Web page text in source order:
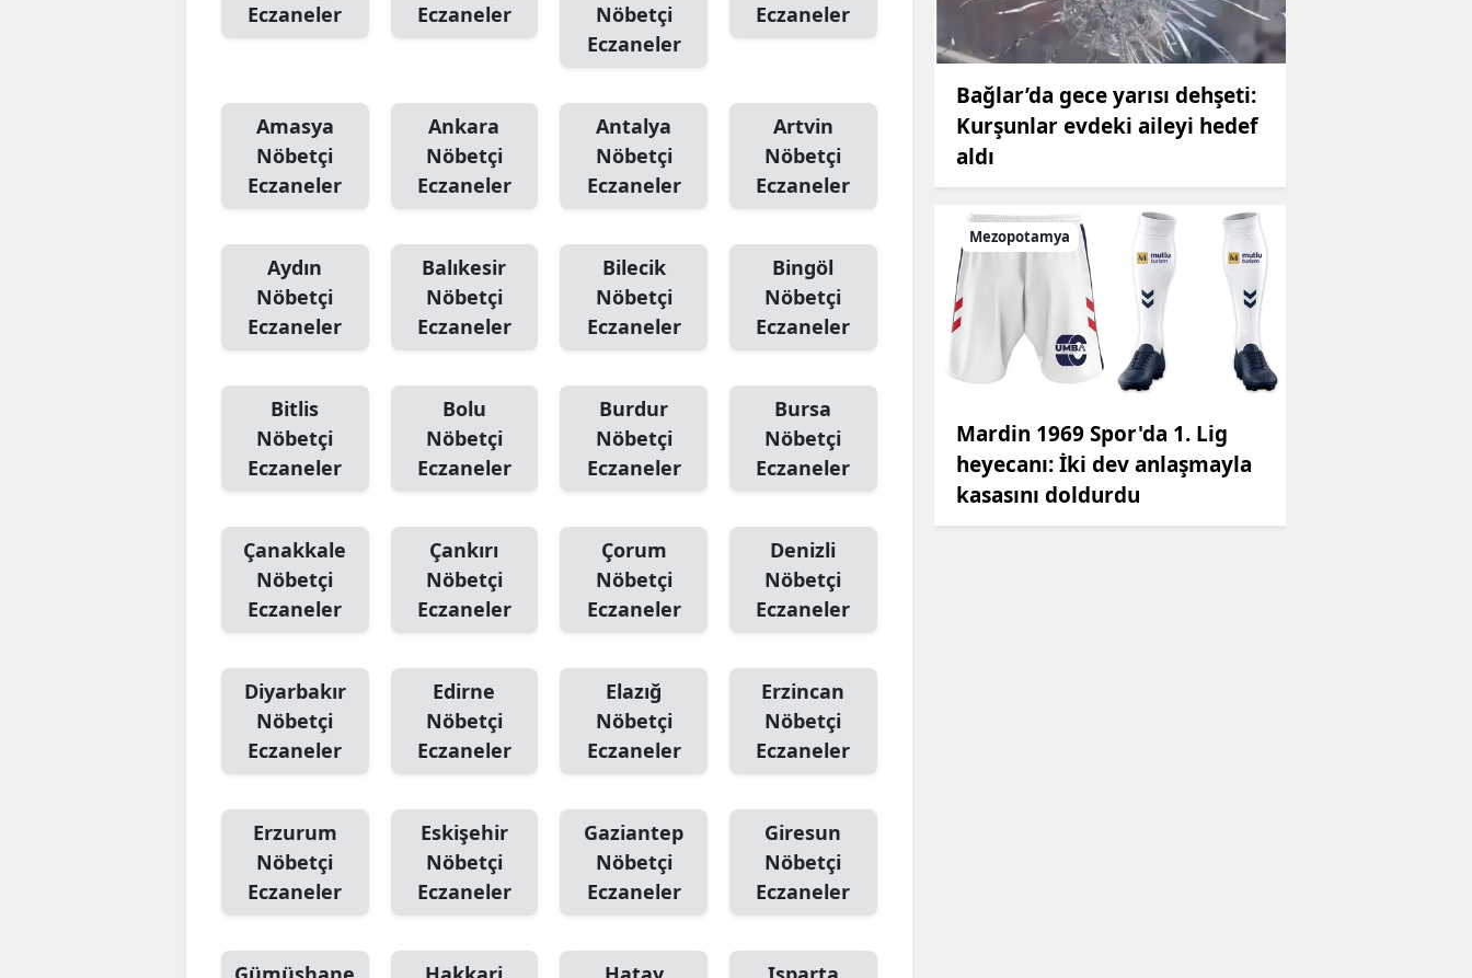
Eczaneler
Eczaneler
Nöbetçi
Eczaneler
Eczaneler
Amasya
Nöbetçi
Eczaneler
Ankara
Nöbetçi
Eczaneler
Antalya
Nöbetçi
Eczaneler
Artvin
Nöbetçi
Eczaneler
Aydın
Nöbetçi
Eczaneler
Balıkesir
Nöbetçi
Eczaneler
Bilecik
Nöbetçi
Eczaneler
Bingöl
Nöbetçi
Eczaneler
Bitlis
Nöbetçi
Eczaneler
Bolu
Nöbetçi
Eczaneler
Burdur
Nöbetçi
Eczaneler
Bursa
Nöbetçi
Eczaneler
Çanakkale
Nöbetçi
Eczaneler
Çankırı
Nöbetçi
Eczaneler
Çorum
Nöbetçi
Eczaneler
Denizli
Nöbetçi
Eczaneler
Diyarbakır
Nöbetçi
Eczaneler
Edirne
Nöbetçi
Eczaneler
Elazığ
Nöbetçi
Eczaneler
Erzincan
Nöbetçi
Eczaneler
Erzurum
Nöbetçi
Eczaneler
Eskişehir
Nöbetçi
Eczaneler
Gaziantep
Nöbetçi
Eczaneler
Giresun
Nöbetçi
Eczaneler
Bağlar’da gece yarısı dehşeti:
Kurşunlar evdeki aileyi hedef
aldı
Mezopotamya
Mardin 1969 Spor'da 1. Lig
heyecanı: İki dev anlaşmayla
kasasını doldurdu